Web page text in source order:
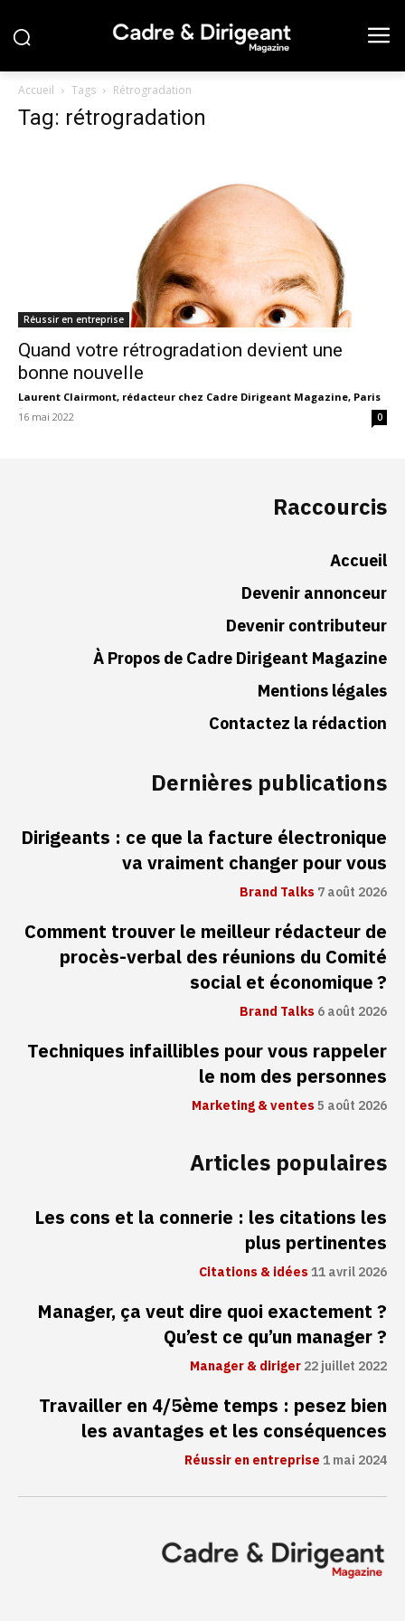
Accueil Tags Rétrogradation
Tag: rétrogradation
Réussir en entreprise
Quand votre rétrogradation devient une
bonne nouvelle
Laurent Clairmont, rédacteur chez Cadre Dirigeant Magazine, Paris
-
16 mai 2022 0
Raccourcis
Accueil
Devenir annonceur
Devenir contributeur
À Propos de Cadre Dirigeant Magazine
Mentions légales
Contactez la rédaction
Dernières publications
Dirigeants : ce que la facture électronique
va vraiment changer pour vous
Brand Talks7 août 2026
Comment trouver le meilleur rédacteur de
procès-verbal des réunions du Comité
social et économique ?
Brand Talks6 août 2026
Techniques infaillibles pour vous rappeler
le nom des personnes
Marketing & ventes5 août 2026
Articles populaires
Les cons et la connerie : les citations les
plus pertinentes
Citations & idées11 avril 2026
Manager, ça veut dire quoi exactement ?
Qu’est ce qu’un manager ?
Manager & diriger22 juillet 2022
Travailler en 4/5ème temps : pesez bien
les avantages et les conséquences
Réussir en entreprise1 mai 2024